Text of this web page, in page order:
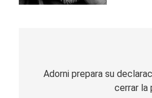
deAdorni prepara su
cerrar la